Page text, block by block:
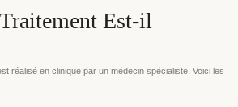
Est-il
réalisé en clinique par un médecin spécialiste. Voici les